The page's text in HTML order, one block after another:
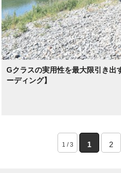
Gクラスの実用性を最大限引き出
ーディング】
1 / 3 1 2